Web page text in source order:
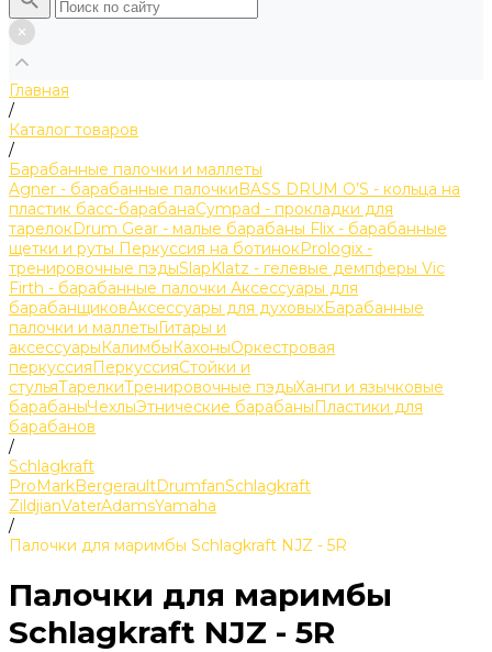
Главная
/
Каталог товаров
/
Барабанные палочки и маллеты
Agner - барабанные палочкиBASS DRUM O’S - кольца на
пластик басс-барабанаCympad - прокладки для
тарелокDrum Gear - малые барабаны Flix - барабанные
щетки и руты Перкуссия на ботинокPrologix -
тренировочные пэдыSlapKlatz - гелевые демпферы Vic
Firth - барабанные палочки Аксессуары для
барабанщиковАксессуары для духовыхБарабанные
палочки и маллетыГитары и
аксессуарыКалимбыКахоныОркестровая
перкуссияПеркуссияСтойки и
стульяТарелкиТренировочные пэдыХанги и язычковые
барабаныЧехлыЭтнические барабаныПластики для
барабанов
/
Schlagkraft
ProMarkBergeraultDrumfanSchlagkraft
ZildjianVaterAdamsYamaha
/
Палочки для маримбы Schlagkraft NJZ - 5R
Палочки для маримбы
Schlagkraft NJZ - 5R